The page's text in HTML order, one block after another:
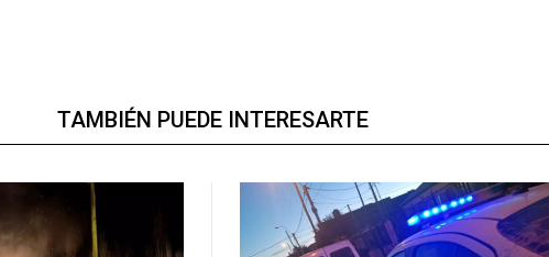
TAMBIÉN PUEDE INTERESARTE